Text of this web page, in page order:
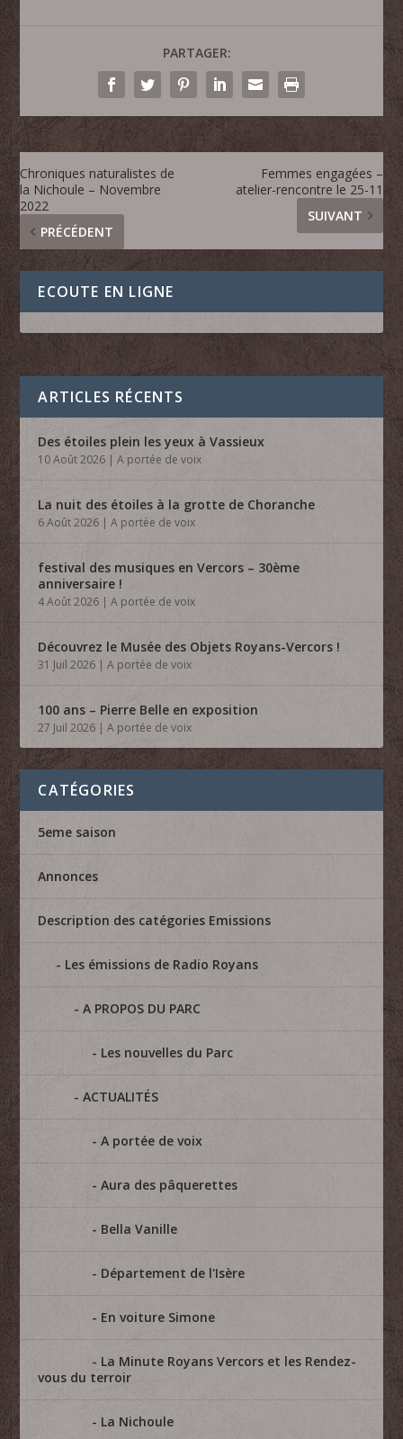
PARTAGER:
Chroniques naturalistes de
la Nichoule – Novembre
2022
PRÉCÉDENT
Femmes engagées –
atelier-rencontre le 25-11
SUIVANT
ECOUTE EN LIGNE
ARTICLES RÉCENTS
Des étoiles plein les yeux à Vassieux
10 Août 2026 |A portée de voix
La nuit des étoiles à la grotte de Choranche
6 Août 2026 |A portée de voix
festival des musiques en Vercors – 30ème
anniversaire !
4 Août 2026 |A portée de voix
Découvrez le Musée des Objets Royans-Vercors !
31 Juil 2026 |A portée de voix
100 ans – Pierre Belle en exposition
27 Juil 2026 |A portée de voix
CATÉGORIES
5eme saison
Annonces
Description des catégories Emissions
Les émissions de Radio Royans
A PROPOS DU PARC
Les nouvelles du Parc
ACTUALITÉS
A portée de voix
Aura des pâquerettes
Bella Vanille
Département de l'Isère
En voiture Simone
La Minute Royans Vercors et les Rendez-
vous du terroir
La Nichoule